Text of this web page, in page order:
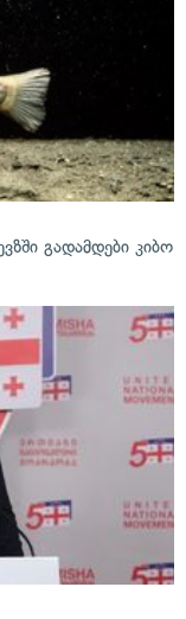
გადამდები კიბო